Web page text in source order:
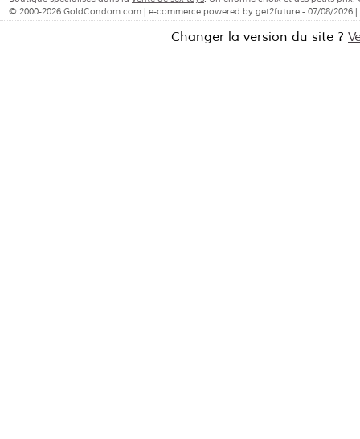
© 2000-2026 GoldCondom.com | e-commerce powered by get2future - 07/08/2026 |
Changer la version du site ?